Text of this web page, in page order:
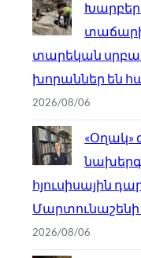
տաճարի
տարեկան
խորաններ են
2026/08/06
«Օղակ»
հյուսիսային
Մարտունաշենի
2026/08/06